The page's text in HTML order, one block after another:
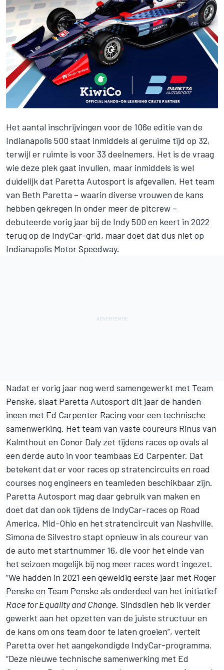
Het aantal inschrijvingen voor de 106e editie van de
Indianapolis 500 staat inmiddels al geruime tijd op 32,
terwijl er ruimte is voor 33 deelnemers. Het is de vraag
wie deze plek gaat invullen, maar inmiddels is wel
duidelijk dat Paretta Autosport is afgevallen. Het team
van Beth Paretta – waarin diverse vrouwen de kans
hebben gekregen in onder meer de pitcrew –
debuteerde vorig jaar bij de Indy 500 en keert in 2022
terug op de IndyCar-grid, maar doet dat dus niet op
Indianapolis Motor Speedway.
Nadat er vorig jaar nog werd samengewerkt met Team
Penske, slaat Paretta Autosport dit jaar de handen
ineen met Ed Carpenter Racing voor een technische
samenwerking. Het team van vaste coureurs Rinus van
Kalmthout en Conor Daly zet tijdens races op ovals al
een derde auto in voor teambaas Ed Carpenter. Dat
betekent dat er voor races op stratencircuits en road
courses nog engineers en teamleden beschikbaar zijn.
Paretta Autosport mag daar gebruik van maken en
doet dat dan ook tijdens de IndyCar-races op Road
America, Mid-Ohio en het stratencircuit van Nashville.
Simona de Silvestro stapt opnieuw in als coureur van
de auto met startnummer 16, die voor het einde van
het seizoen mogelijk bij nog meer races wordt ingezet.
“We hadden in 2021 een geweldig eerste jaar met Roger
Penske en Team Penske als onderdeel van het initiatief
Race for Equality and Change. Sindsdien heb ik verder
gewerkt aan het opzetten van de juiste structuur en
de kans om ons team door te laten groeien”, vertelt
Paretta over het aangekondigde IndyCar-programma.
“Deze nieuwe technische samenwerking met Ed